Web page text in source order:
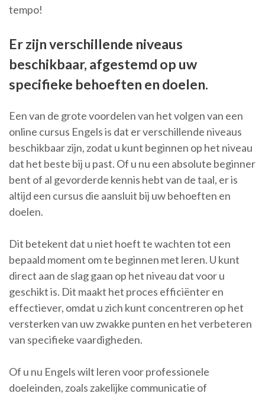
tempo!
Er zijn verschillende niveaus
beschikbaar, afgestemd op uw
specifieke behoeften en doelen.
Een van de grote voordelen van het volgen van een
online cursus Engels is dat er verschillende niveaus
beschikbaar zijn, zodat u kunt beginnen op het niveau
dat het beste bij u past. Of u nu een absolute beginner
bent of al gevorderde kennis hebt van de taal, er is
altijd een cursus die aansluit bij uw behoeften en
doelen.
Dit betekent dat u niet hoeft te wachten tot een
bepaald moment om te beginnen met leren. U kunt
direct aan de slag gaan op het niveau dat voor u
geschikt is. Dit maakt het proces efficiënter en
effectiever, omdat u zich kunt concentreren op het
versterken van uw zwakke punten en het verbeteren
van specifieke vaardigheden.
Of u nu Engels wilt leren voor professionele
doeleinden, zoals zakelijke communicatie of